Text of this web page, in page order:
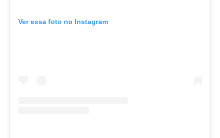
Ver essa foto no Instagram